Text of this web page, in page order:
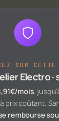
SUR CETTE
Electro
mois,
prix coûtant.
rembourse